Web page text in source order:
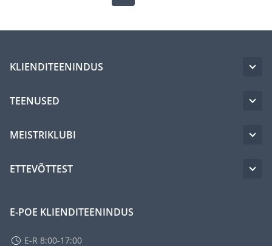
KLIENDITEENINDUS
TEENUSED
MEISTRIKLUBI
ETTEVÕTTEST
E-POE KLIENDITEENINDUS
E-R 8:00-17:00